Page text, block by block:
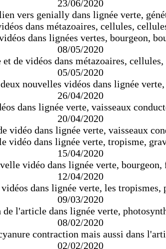
23/06/2020
vers genially dans lignée verte,
dans métazoaires, cellules,
dans lignées vertes, bourgeon,
08/05/2020
de vidéos dans métazoaires,
05/05/2020
nouvelles vidéos dans lignée
26/04/2020
dans lignée verte, vaisseaux
20/04/2020
vidéo dans lignée verte, vaisseaux
vidéo dans lignée verte, tropisme,
15/04/2020
vidéo dans lignée verte, bourgeon,
12/04/2020
dans lignée verte, les tropismes,
09/03/2020
l'article dans lignée verte,
08/02/2020
contraction mais aussi dans
02/02/2020